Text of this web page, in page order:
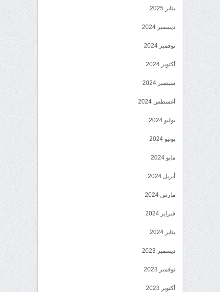
يناير 2025
ديسمبر 2024
نوفمبر 2024
أكتوبر 2024
سبتمبر 2024
أغسطس 2024
يوليو 2024
يونيو 2024
مايو 2024
أبريل 2024
مارس 2024
فبراير 2024
يناير 2024
ديسمبر 2023
نوفمبر 2023
أكتوبر 2023